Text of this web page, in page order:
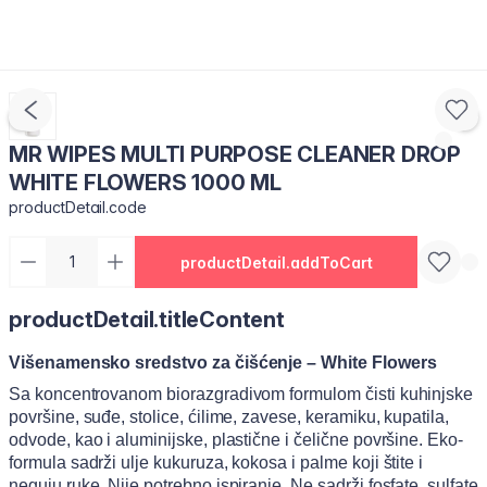
MR WIPES MULTI PURPOSE CLEANER DROP
WHITE FLOWERS 1000 ML
productDetail.code
productDetail.addToCart
productDetail.titleContent
Višenamensko sredstvo za čišćenje – White Flowers
Sa koncentrovanom biorazgradivom formulom čisti kuhinjske
površine, suđe, stolice, ćilime, zavese, keramiku, kupatila,
odvode, kao i aluminijske, plastične i čelične površine. Eko-
formula sadrži ulje kukuruza, kokosa i palme koji štite i